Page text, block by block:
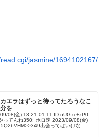
jasmine/1694102167/
カエラはずっと待ってたろうなこ
を
08(金) 13:21:01.11 ID:nUGxc+zP0
ってんね350: ホロ速 2023/09/08(金)
出会ってはいけな...